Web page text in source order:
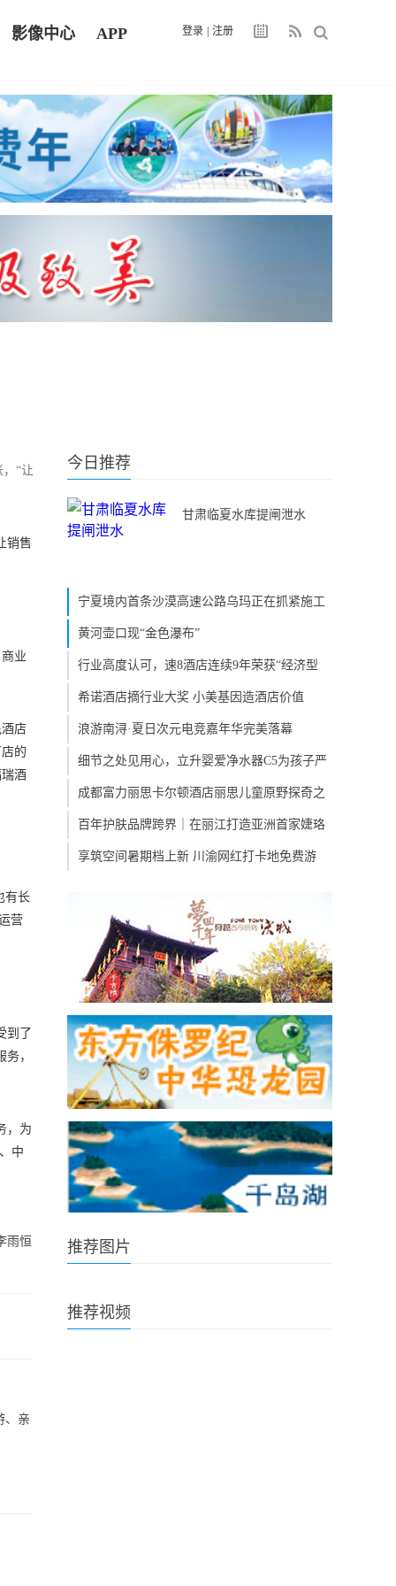
登录 注册
影像中心 APP
“让
销售
业
店
的
酒
有长
营
到了
，
，为
中
雨恒
、亲
今日推荐
甘肃临夏水库提闸泄水
宁夏境内首条沙漠高速公路乌玛正在抓紧施工
黄河壶口现“金色瀑布”
行业高度认可，速8酒店连续9年荣获“经济型
希诺酒店摘行业大奖 小美基因造酒店价值
浪游南浔·夏日次元电竞嘉年华完美落幕
细节之处见用心，立升婴爱净水器C5为孩子严
成都富力丽思卡尔顿酒店丽思儿童原野探奇之
百年护肤品牌跨界｜在丽江打造亚洲首家婕珞
享筑空间暑期档上新 川渝网红打卡地免费游
推荐图片
推荐视频